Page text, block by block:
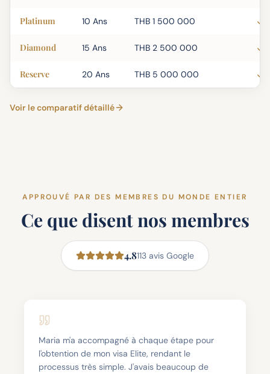
Platinum 10 Ans THB 1 500 000
Diamond 15 Ans THB 2 500 000
Reserve 20 Ans THB 5 000 000
Voir le comparatif détaillé
APPROUVÉ PAR DES MEMBRES DU MONDE ENTIER
Ce que disent nos membres
4.8113 avis Google
Le service Thailand Elite a été très bon. Je tiens
tout particulièrement à remercier Mlle Maria, qui
m'a aidée à plusieurs reprises lorsque j'avais des